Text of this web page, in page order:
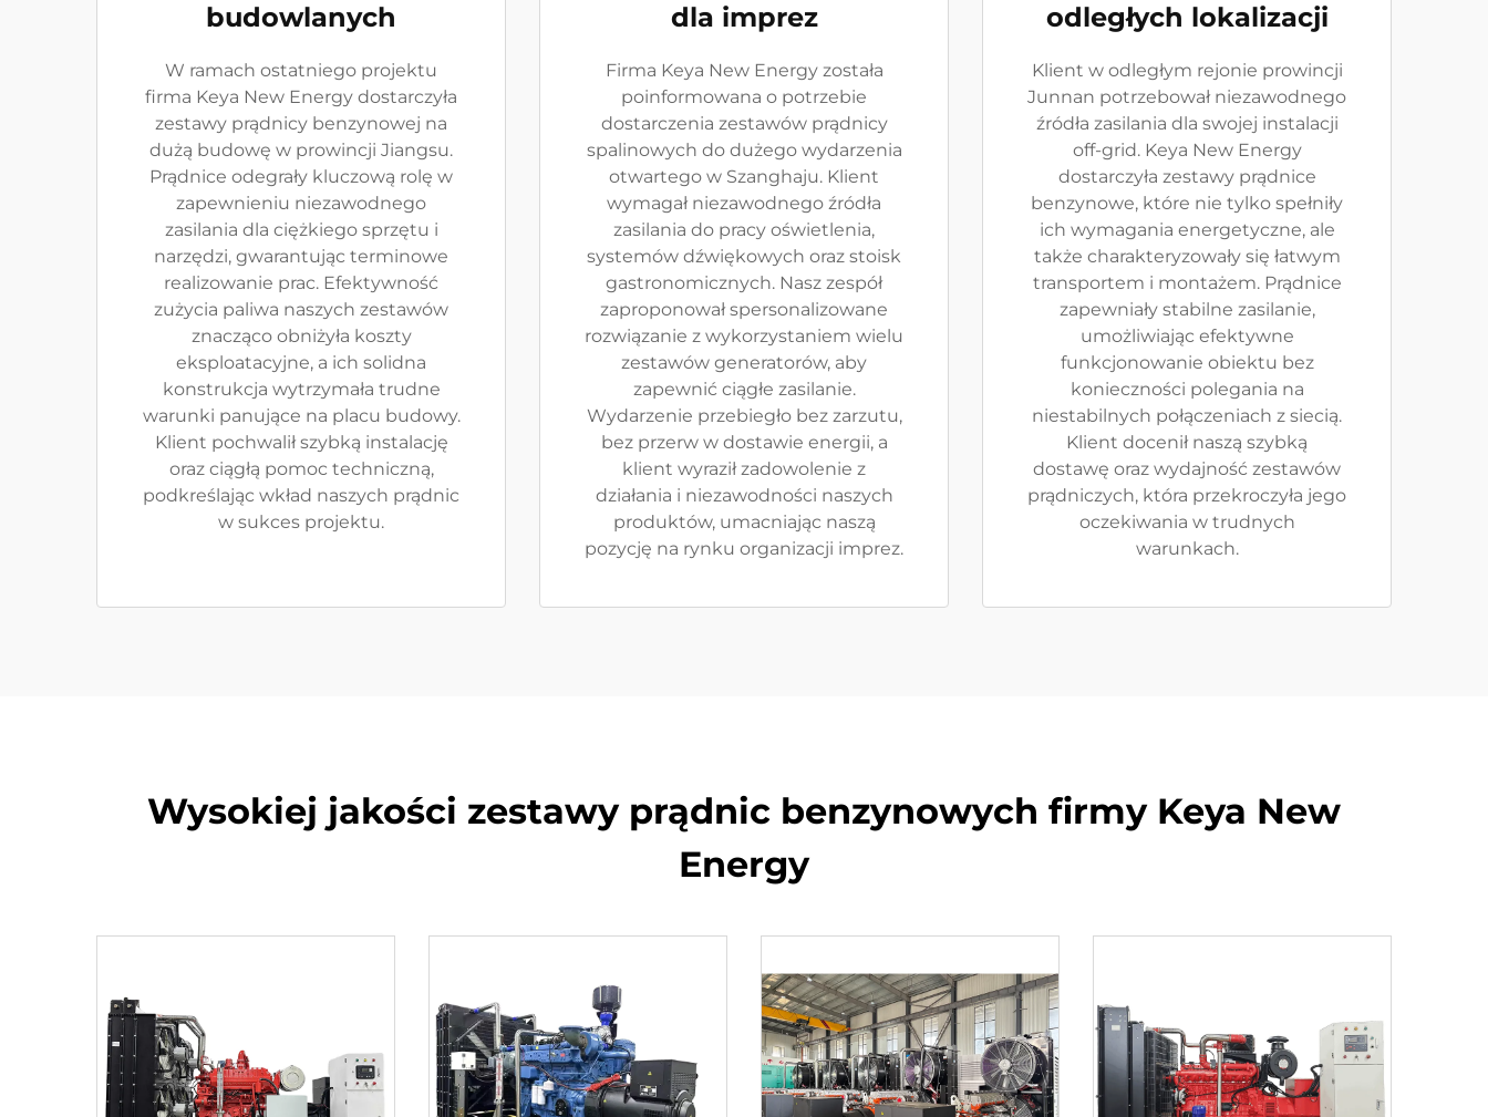
budowlanych
W ramach ostatniego projektu
firma Keya New Energy dostarczyła
zestawy prądnicy benzynowej na
dużą budowę w prowincji Jiangsu.
Prądnice odegrały kluczową rolę w
zapewnieniu niezawodnego
zasilania dla ciężkiego sprzętu i
narzędzi, gwarantując terminowe
realizowanie prac. Efektywność
zużycia paliwa naszych zestawów
znacząco obniżyła koszty
eksploatacyjne, a ich solidna
konstrukcja wytrzymała trudne
warunki panujące na placu budowy.
Klient pochwalił szybką instalację
oraz ciągłą pomoc techniczną,
podkreślając wkład naszych prądnic
w sukces projektu.
dla imprez
Firma Keya New Energy została
poinformowana o potrzebie
dostarczenia zestawów prądnicy
spalinowych do dużego wydarzenia
otwartego w Szanghaju. Klient
wymagał niezawodnego źródła
zasilania do pracy oświetlenia,
systemów dźwiękowych oraz stoisk
gastronomicznych. Nasz zespół
zaproponował spersonalizowane
rozwiązanie z wykorzystaniem wielu
zestawów generatorów, aby
zapewnić ciągłe zasilanie.
Wydarzenie przebiegło bez zarzutu,
bez przerw w dostawie energii, a
klient wyraził zadowolenie z
działania i niezawodności naszych
produktów, umacniając naszą
pozycję na rynku organizacji imprez.
odległych lokalizacji
Klient w odległym rejonie prowincji
Junnan potrzebował niezawodnego
źródła zasilania dla swojej instalacji
off-grid. Keya New Energy
dostarczyła zestawy prądnice
benzynowe, które nie tylko spełniły
ich wymagania energetyczne, ale
także charakteryzowały się łatwym
transportem i montażem. Prądnice
zapewniały stabilne zasilanie,
umożliwiając efektywne
funkcjonowanie obiektu bez
konieczności polegania na
niestabilnych połączeniach z siecią.
Klient docenił naszą szybką
dostawę oraz wydajność zestawów
prądniczych, która przekroczyła jego
oczekiwania w trudnych
warunkach.
Wysokiej jakości zestawy prądnic benzynowych firmy Keya New
Energy